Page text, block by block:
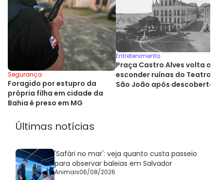
Segurança
Foragido por estupro da
própria filha em cidade da
Bahia é preso em MG
Entretenimento
Praça Castro Alves volta a
esconder ruínas do Teatro
São João após descoberta
Últimas notícias
'Safári no mar': veja quanto custa passeio
para observar baleias em Salvador
Animais06/08/2026